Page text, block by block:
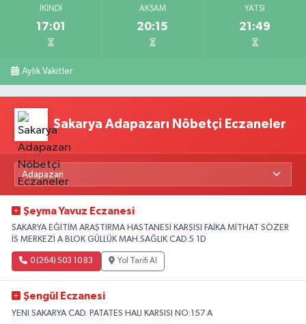
İKINDI
17:01
AKŞAM
20:15
YATSI
21:49
Aylık Vakitler
Sakarya Adapazarı Nöbetçi Eczaneler
Şeyma Yavuz Eczanesi
SAKARYA EĞİTİM ARAŞTIRMA HASTANESİ KARŞISI FAİKA MİTHAT SÖZER
İS MERKEZİ A BLOK GÜLLÜK MAH.SAĞLIK CAD.5 1D
0 (264) 503 10 83 Yol Tarifi Al
Şengül Eczanesi
YENI SAKARYA CAD. PATATES HALI KARSISI NO:157 A